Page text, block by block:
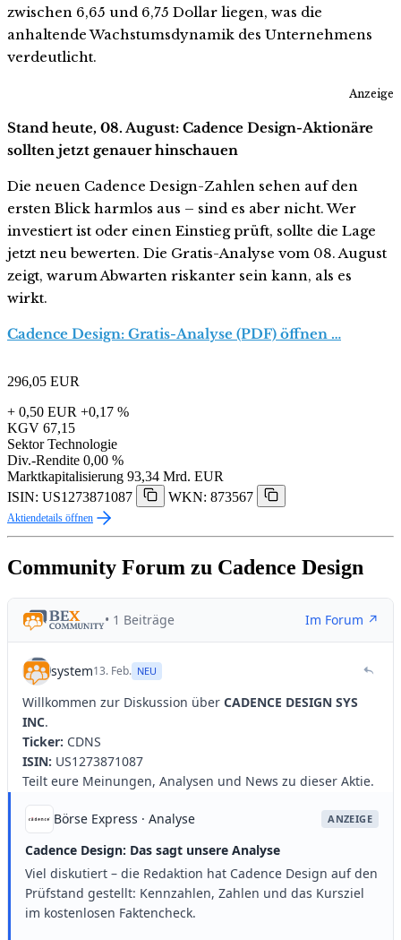
zwischen 6,65 und 6,75 Dollar liegen, was die
anhaltende Wachstumsdynamik des Unternehmens
verdeutlicht.
Anzeige
Stand heute, 08. August: Cadence Design-Aktionäre
sollten jetzt genauer hinschauen
Die neuen Cadence Design-Zahlen sehen auf den
ersten Blick harmlos aus – sind es aber nicht. Wer
investiert ist oder einen Einstieg prüft, sollte die Lage
jetzt neu bewerten. Die Gratis-Analyse vom 08. August
zeigt, warum Abwarten riskanter sein kann, als es
wirkt.
Cadence Design: Gratis-Analyse (PDF) öffnen …
296,05 EUR
+ 0,50 EUR +0,17 %
KGV 67,15
Sektor Technologie
Div.-Rendite 0,00 %
Marktkapitalisierung 93,34 Mrd. EUR
ISIN: US1273871087
WKN: 873567
Aktiendetails öffnen
Community Forum zu Cadence Design